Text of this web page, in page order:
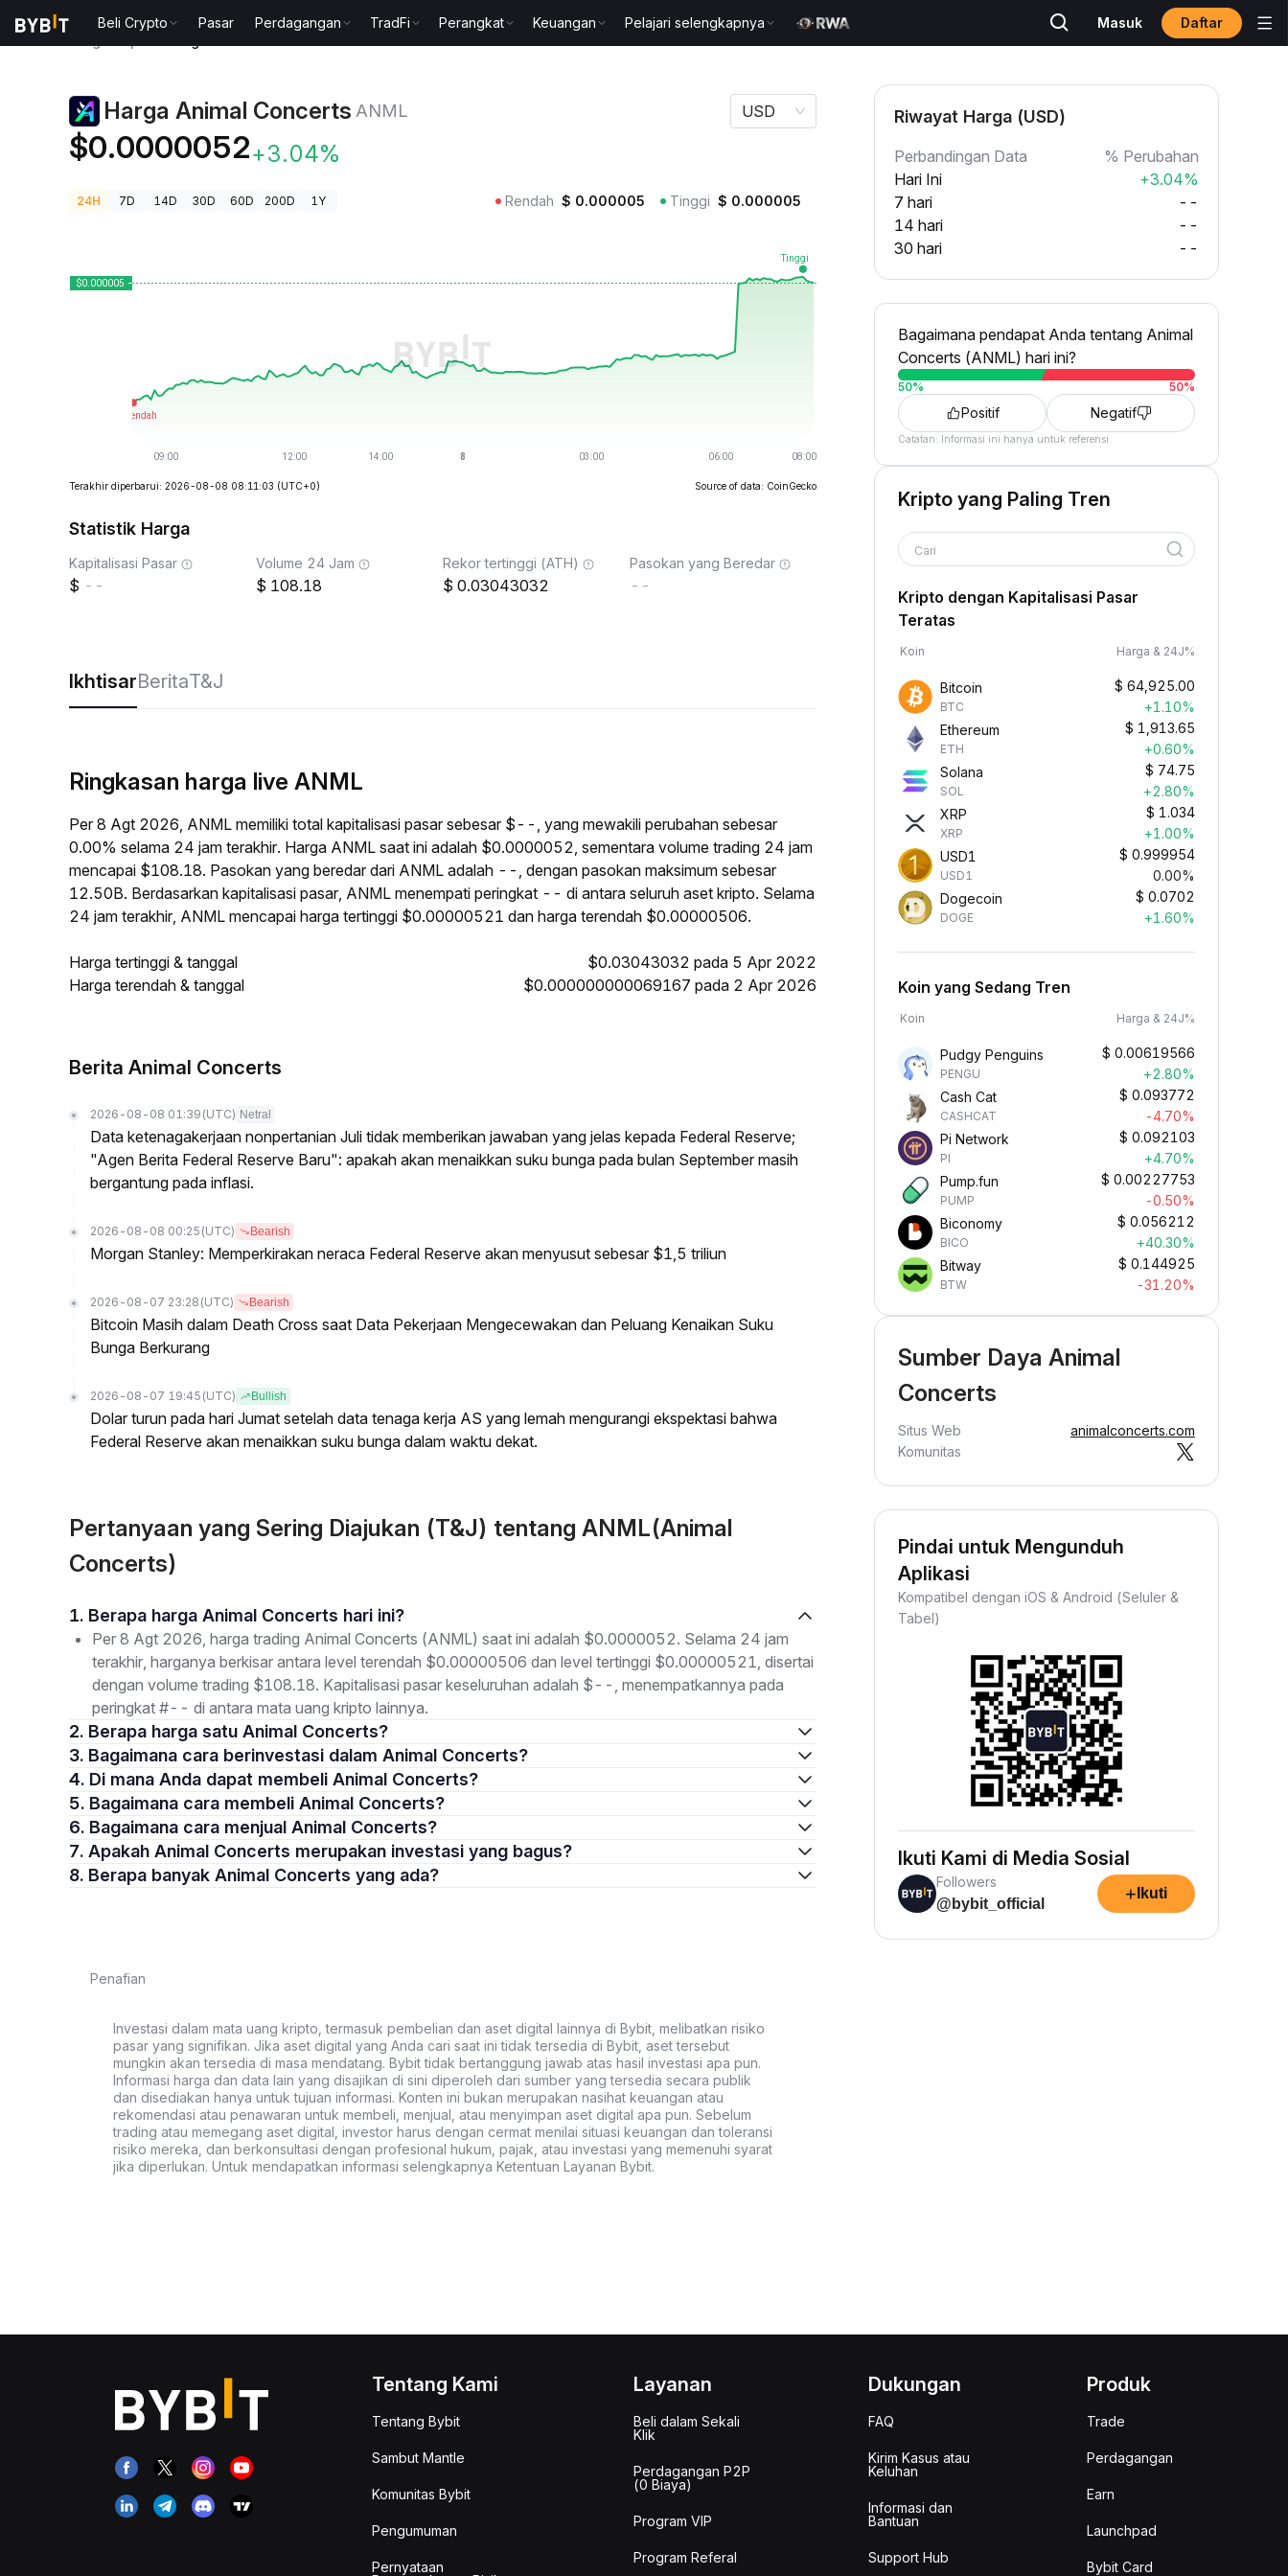
Beli Crypto Pasar Perdagangan TradFi Perangkat Keuangan Pelajari selengkapnya Masuk Daftar
Harga Animal Concerts ANML
$0.0000052+3.04%
USD
24H 7D 14D 30D 60D 200D 1Y Rendah $ 0.000005 Tinggi $ 0.000005
Terakhir diperbarui: 2026-08-08 08:11:03 (UTC+0) Source of data: CoinGecko
Statistik Harga
Kapitalisasi Pasar
--
Volume 24 Jam
108.18
Rekor tertinggi (ATH)
0.03043032
Pasokan yang Beredar
--
IkhtisarBeritaT&J
Ringkasan harga live ANML
Per 8 Agt 2026, ANML memiliki total kapitalisasi pasar sebesar $--, yang mewakili perubahan sebesar
0.00% selama 24 jam terakhir. Harga ANML saat ini adalah $0.0000052, sementara volume trading 24 jam
mencapai $108.18. Pasokan yang beredar dari ANML adalah --, dengan pasokan maksimum sebesar
12.50B. Berdasarkan kapitalisasi pasar, ANML menempati peringkat -- di antara seluruh aset kripto. Selama
24 jam terakhir, ANML mencapai harga tertinggi $0.00000521 dan harga terendah $0.00000506.
Harga tertinggi & tanggal
$0.03043032 pada 5 Apr 2022
Harga terendah & tanggal
$0.000000000069167 pada 2 Apr 2026
Berita Animal Concerts
2026-08-08 01:39 (UTC) Netral
Data ketenagakerjaan nonpertanian Juli tidak memberikan jawaban yang jelas kepada Federal Reserve;
"Agen Berita Federal Reserve Baru": apakah akan menaikkan suku bunga pada bulan September masih
bergantung pada inflasi.
2026-08-08 00:25 (UTC) Bearish
Morgan Stanley: Memperkirakan neraca Federal Reserve akan menyusut sebesar $1,5 triliun
2026-08-07 23:28 (UTC) Bearish
Bitcoin Masih dalam Death Cross saat Data Pekerjaan Mengecewakan dan Peluang Kenaikan Suku
Bunga Berkurang
2026-08-07 19:45 (UTC) Bullish
Dolar turun pada hari Jumat setelah data tenaga kerja AS yang lemah mengurangi ekspektasi bahwa
Federal Reserve akan menaikkan suku bunga dalam waktu dekat.
Pertanyaan yang Sering Diajukan (T&J) tentang ANML(Animal
Concerts)
1. Berapa harga Animal Concerts hari ini?
Per 8 Agt 2026, harga trading Animal Concerts (ANML) saat ini adalah $0.0000052. Selama 24 jam
terakhir, harganya berkisar antara level terendah $0.00000506 dan level tertinggi $0.00000521, disertai
dengan volume trading $108.18. Kapitalisasi pasar keseluruhan adalah $--, menempatkannya pada
peringkat #-- di antara mata uang kripto lainnya.
2. Berapa harga satu Animal Concerts?
3. Bagaimana cara berinvestasi dalam Animal Concerts?
4. Di mana Anda dapat membeli Animal Concerts?
5. Bagaimana cara membeli Animal Concerts?
6. Bagaimana cara menjual Animal Concerts?
7. Apakah Animal Concerts merupakan investasi yang bagus?
8. Berapa banyak Animal Concerts yang ada?
Penafian
Investasi dalam mata uang kripto, termasuk pembelian dan aset digital lainnya di Bybit, melibatkan risiko
pasar yang signifikan. Jika aset digital yang Anda cari saat ini tidak tersedia di Bybit, aset tersebut
mungkin akan tersedia di masa mendatang. Bybit tidak bertanggung jawab atas hasil investasi apa pun.
Informasi harga dan data lain yang disajikan di sini diperoleh dari sumber yang tersedia secara publik
dan disediakan hanya untuk tujuan informasi. Konten ini bukan merupakan nasihat keuangan atau
rekomendasi atau penawaran untuk membeli, menjual, atau menyimpan aset digital apa pun. Sebelum
trading atau memegang aset digital, investor harus dengan cermat menilai situasi keuangan dan toleransi
risiko mereka, dan berkonsultasi dengan profesional hukum, pajak, atau investasi yang memenuhi syarat
jika diperlukan. Untuk mendapatkan informasi selengkapnya Ketentuan Layanan Bybit.
Riwayat Harga (USD)
Perbandingan Data
% Perubahan
Hari Ini
+3.04%
7 hari
--
14 hari
--
30 hari
--
Bagaimana pendapat Anda tentang Animal
Concerts (ANML) hari ini?
50% 50%
Positif Negatif
Catatan: Informasi ini hanya untuk referensi.
Kripto yang Paling Tren
Cari
Kripto dengan Kapitalisasi Pasar
Teratas
Koin Harga & 24J%
Bitcoin
BTC
$ 64,925.00
+1.10%
Ethereum
ETH
$ 1,913.65
+0.60%
Solana
SOL
$ 74.75
+2.80%
XRP
XRP
$ 1.034
+1.00%
USD1
USD1
$ 0.999954
0.00%
Dogecoin
DOGE
$ 0.0702
+1.60%
Koin yang Sedang Tren
Koin Harga & 24J%
Pudgy Penguins
PENGU
$ 0.00619566
+2.80%
Cash Cat
CASHCAT
$ 0.093772
-4.70%
Pi Network
PI
$ 0.092103
+4.70%
Pump.fun
PUMP
$ 0.00227753
-0.50%
Biconomy
BICO
$ 0.056212
+40.30%
Bitway
BTW
$ 0.144925
-31.20%
Sumber Daya Animal
Concerts
Situs Web
animalconcerts.com
Komunitas
Pindai untuk Mengunduh
Aplikasi
Kompatibel dengan iOS & Android (Seluler &
Tabel)
Ikuti Kami di Media Sosial
Followers
@bybit_official
+ Ikuti
Tentang Kami
Tentang Bybit
Sambut Mantle
Komunitas Bybit
Pengumuman
Pernyataan
Layanan
Beli dalam Sekali
Klik
Perdagangan P2P
(0 Biaya)
Program VIP
Program Referal
Dukungan
FAQ
Kirim Kasus atau
Keluhan
Informasi dan
Bantuan
Support Hub
Produk
Trade
Perdagangan
Earn
Launchpad
Bybit Card